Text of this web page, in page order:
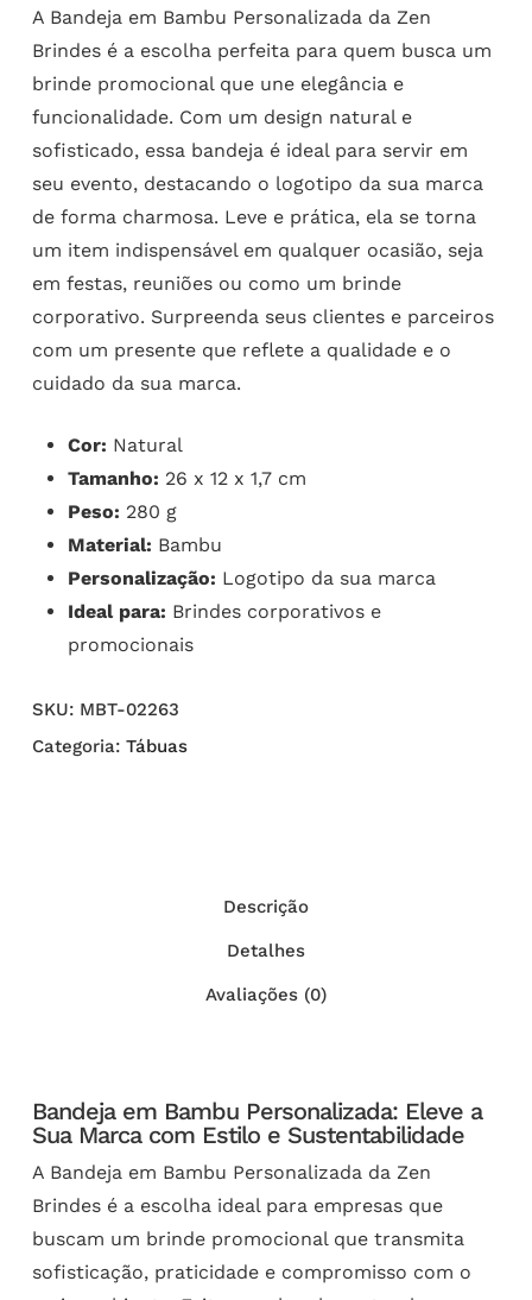
A Bandeja em Bambu Personalizada da Zen
Brindes é a escolha perfeita para quem busca um
brinde promocional que une elegância e
funcionalidade. Com um design natural e
sofisticado, essa bandeja é ideal para servir em
seu evento, destacando o logotipo da sua marca
de forma charmosa. Leve e prática, ela se torna
um item indispensável em qualquer ocasião, seja
em festas, reuniões ou como um brinde
corporativo. Surpreenda seus clientes e parceiros
com um presente que reflete a qualidade e o
cuidado da sua marca.
Cor: Natural
Tamanho: 26 x 12 x 1,7 cm
Peso: 280 g
Material: Bambu
Personalização: Logotipo da sua marca
Ideal para: Brindes corporativos e
promocionais
SKU: MBT-02263
Categoria: Tábuas
Descrição
Detalhes
Avaliações (0)
Bandeja em Bambu Personalizada: Eleve a
Sua Marca com Estilo e Sustentabilidade
A Bandeja em Bambu Personalizada da Zen
Brindes é a escolha ideal para empresas que
buscam um brinde promocional que transmita
sofisticação, praticidade e compromisso com o